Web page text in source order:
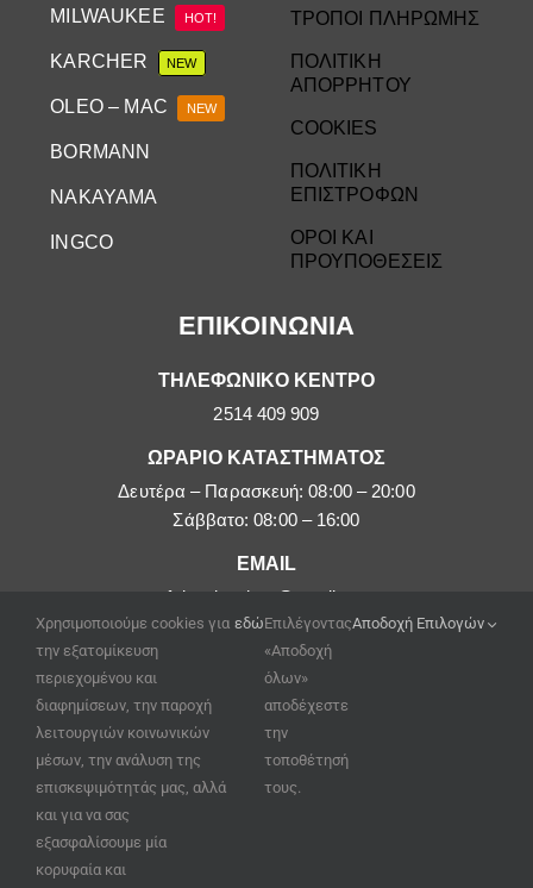
ΕΠΙΚΟΙΝΩΝΙΑ
ΤΗΛΕΦΩΝΙΚΟ ΚΕΝΤΡΟ
2514 409 909
ΩΡΑΡΙΟ ΚΑΤΑΣΤΗΜΑΤΟΣ
Δευτέρα – Παρασκευή: 08:00 – 20:00
Σάββατο: 08:00 – 16:00
EMAIL
afoipouloushop@gmail.com
MILWAUKEE HOT!
KARCHER NEW
OLEO – MAC NEW
BORMANN
NAKAYAMA
INGCO
ΤΡΟΠΟΙ ΠΛΗΡΩΜΗΣ
ΠΟΛΙΤΙΚΗ
ΑΠΟΡΡΗΤΟΥ
COOKIES
ΠΟΛΙΤΙΚΗ
ΕΠΙΣΤΡΟΦΩΝ
ΟΡΟΙ ΚΑΙ
ΠΡΟΥΠΟΘΕΣΕΙΣ
Χρησιμοποιούμε cookies για
την εξατομίκευση
περιεχομένου και
διαφημίσεων, την παροχή
λειτουργιών κοινωνικών
μέσων, την ανάλυση της
επισκεψιμότητάς μας, αλλά
και για να σας
εξασφαλίσουμε μία
κορυφαία και
εδώΕπιλέγοντας
«Αποδοχή
όλων»
αποδέχεστε
την
τοποθέτησή
τους.
Αποδοχή Επιλογών